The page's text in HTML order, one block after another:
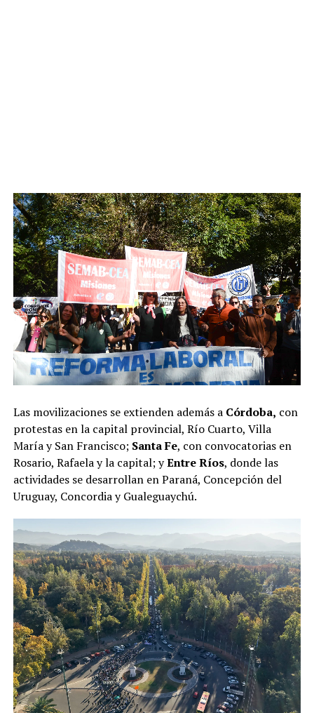
Las movilizaciones se extienden además aCórdoba, con
protestas en la capital provincial, Río Cuarto, Villa
María y San Francisco; Santa Fe, con convocatorias en
Rosario, Rafaela y la capital; yEntre Ríos, donde las
actividades se desarrollan en Paraná, Concepción del
Uruguay, Concordia y Gualeguaychú.